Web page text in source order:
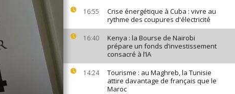
16:55
Crise énergétique à Cuba : vivre au
rythme des coupures d'électricité
16:40
Kenya : la Bourse de Nairobi
prépare un fonds d’investissement
consacré à l’IA
14:24
Tourisme : au Maghreb, la Tunisie
attire davantage de français que le
Maroc